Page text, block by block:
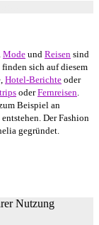
Mode und Reisen sind
sich auf diesem
Hotel-Berichte oder
oderFernreisen
Beispiel an
Der Fashion
gegründet.
Nutzung